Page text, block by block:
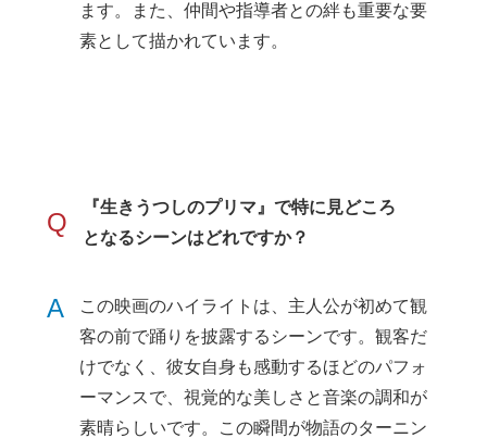
ます。また、仲間や指導者との絆も重要な要
素として描かれています。
Q
『生きうつしのプリマ』で特に見どころ
となるシーンはどれですか？
A
この映画のハイライトは、主人公が初めて観
客の前で踊りを披露するシーンです。観客だ
けでなく、彼女自身も感動するほどのパフォ
ーマンスで、視覚的な美しさと音楽の調和が
素晴らしいです。この瞬間が物語のターニン